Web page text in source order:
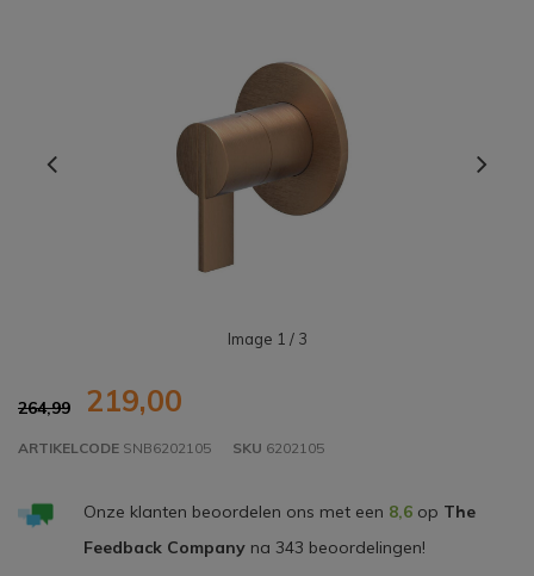
Image 1 / 3
264,99 219,00
ARTIKELCODE SNB6202105 SKU 6202105
Onze klanten beoordelen ons met een 8,6op The
Feedback Companyna 343 beoordelingen!